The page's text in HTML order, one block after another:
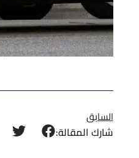
السابق
شارك المقالة: